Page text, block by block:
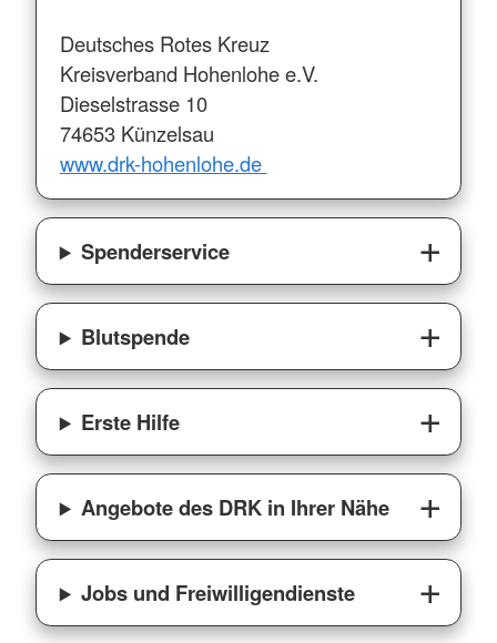
Deutsches Rotes Kreuz
Kreisverband Hohenlohe e.V.
Dieselstrasse 10
74653 Künzelsau
www.drk-hohenlohe.de
Spenderservice
Blutspende
Erste Hilfe
Angebote des DRK in Ihrer Nähe
Jobs und Freiwilligendienste